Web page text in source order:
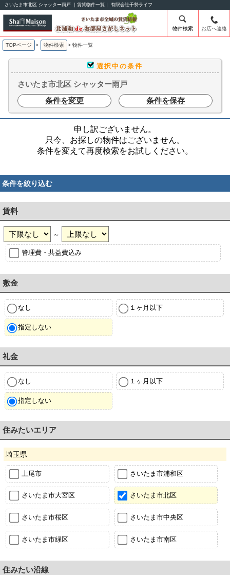
さいたま市北区 シャッター雨戸 ｜賃貸物件一覧｜ 有限会社千勢ライフ
物件検索 お店へ連絡
TOPページ > 物件検索 > 物件一覧
選択中の条件
さいたま市北区 シャッター雨戸
条件を変更
条件を保存
申し訳ございません。
只今、お探しの物件はございません。
条件を変えて再度検索をお試しください。
条件を絞り込む
賃料
～
管理費・共益費込み
敷金
なし １ヶ月以下
指定しない
礼金
なし １ヶ月以下
指定しない
住みたいエリア
埼玉県
上尾市 さいたま市浦和区
さいたま市大宮区 さいたま市北区
さいたま市桜区 さいたま市中央区
さいたま市緑区 さいたま市南区
住みたい沿線